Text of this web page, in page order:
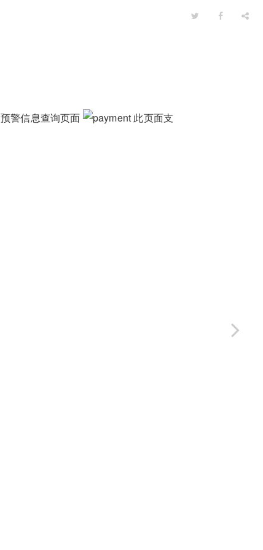
警信息查询页面
此页面支